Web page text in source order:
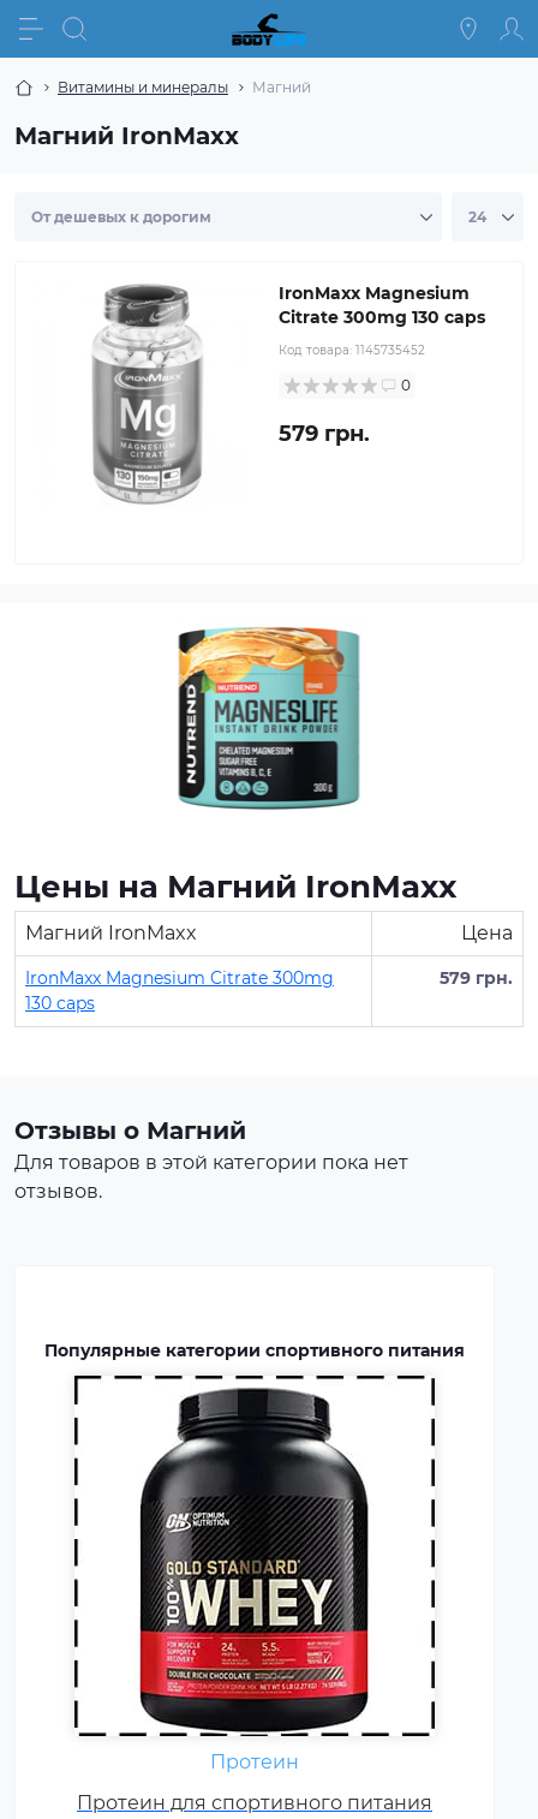
Витамины и минералы Магний
Магний IronMaxx
IronMaxx Magnesium
Citrate 300mg 130 caps
Код товара: 1145735452
0
579 грн.
Цены на Магний IronMaxx
Магний IronMaxx Цена
IronMaxx Magnesium Citrate 300mg
130 caps
579 грн.
Отзывы о Магний
Для товаров в этой категории пока нет
отзывов.
Популярные категории спортивного питания
порошка. Это безопасная
пищевая добавка, которая
покрывает часть суточной
спортсменов и бодибилдеров.
Протеин
Протеин для спортивного питания
незаменимые органические
соединения, которые обычно